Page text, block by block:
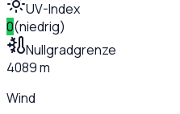
UV-Index
0(niedrig)
Nullgradgrenze
4089 m
Wind